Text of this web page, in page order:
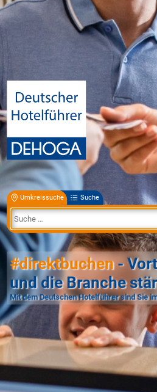
Umkreissuche Suche
#direktbuchen-
und die Branche
Mit dem Deutschen Hotelführer sind Sie